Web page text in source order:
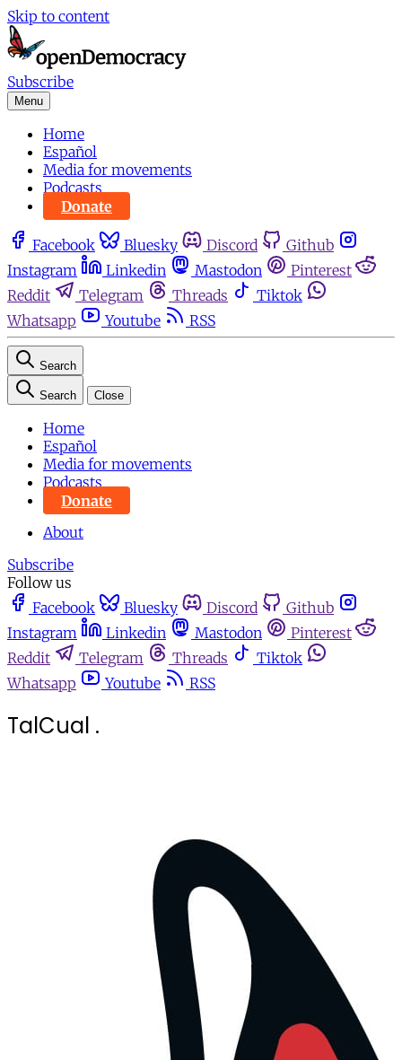
Skip to content
Subscribe
Menu
Home
Español
Media for movements
Podcasts
Donate
Facebook Bluesky Discord
Github
Instagram
Linkedin Mastodon
Pinterest
Reddit
Telegram Threads
Tiktok
Whatsapp
Youtube RSS
Search
Search Close
Home
Español
Media for movements
Podcasts
Donate
About
Subscribe
Follow us
Facebook
Bluesky Discord
Github
Instagram
Linkedin Mastodon
Pinterest
Reddit
Telegram Threads
Tiktok
Whatsapp
Youtube RSS
TalCual .